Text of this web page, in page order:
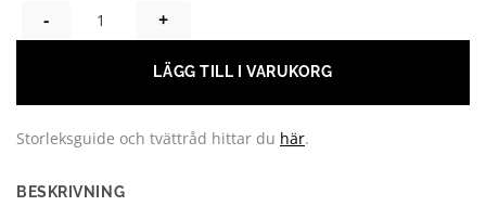
PATCH BOHEMISK KJOL - VISKOS/SIDEN-MIX GRÖN MÄNGD
LÄGG TILL I VARUKORG
Storleksguide och tvättråd hittar du här.
BESKRIVNING